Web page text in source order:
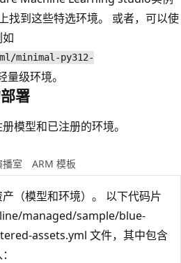
找到这些特选环境。 或者，可以使
minimal-py312-
量级环境。
署
模型和已注册的环境。
播室 ARM 模板
（模型和环境）。 以下代码片
managed/sample/blue-
assets.yml 文件，其中包含